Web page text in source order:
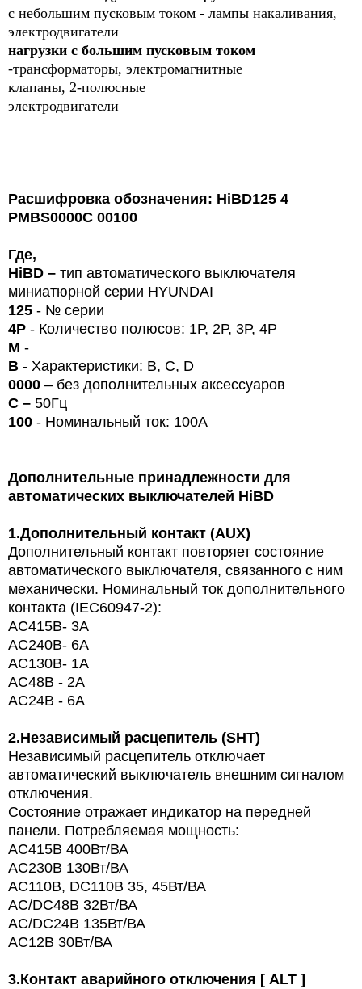
с небольшим пусковым током - лампы накаливания,
электродвигатели
нагрузки с большим пусковым током
-трансформаторы, электромагнитные
клапаны, 2-полюсные
электродвигатели
Расшифровка обозначения: HiBD125 4
PMBS0000C 00100
Где,
HiBD – тип автоматического выключателя
миниатюрной серии HYUNDAI
125 - № серии
4P - Количество полюсов: 1Р, 2Р, 3Р, 4Р
М -
B - Характеристики: B, C, D
0000 – без дополнительных аксессуаров
С – 50Гц
100 - Номинальный ток: 100А
Дополнительные принадлежности для
автоматических выключателей HiBD
1.Дополнительный контакт (AUX)
Дополнительный контакт повторяет состояние
автоматического выключателя, связанного с ним
механически. Номинальный ток дополнительного
контакта (IEC60947-2):
AC415В- 3A
AC240В- 6A
AC130В- 1A
AC48В - 2A
AC24В - 6A
2.Независимый расцепитель (SHT)
Независимый расцепитель отключает
автоматический выключатель внешним сигналом
отключения.
Состояние отражает индикатор на передней
панели. Потребляемая мощность:
AC415В 400Вт/ВА
AC230В 130Вт/ВА
AC110В, DC110В 35, 45Вт/ВА
AC/DC48В 32Вт/ВА
AC/DC24В 135Вт/ВА
AC12В 30Вт/ВА
3.Контакт аварийного отключения [ ALT ]